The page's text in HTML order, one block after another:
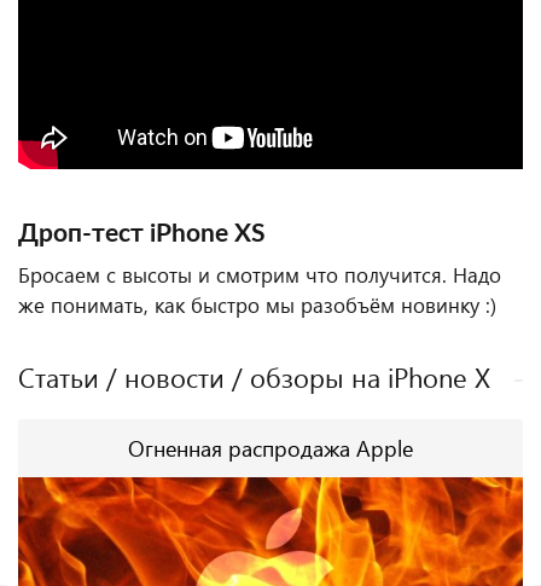
Дроп-тест iPhone XS
Бросаем с высоты и смотрим что получится. Надо
же понимать, как быстро мы разобъём новинку :)
Статьи / новости / обзоры на iPhone X
Огненная распродажа Apple